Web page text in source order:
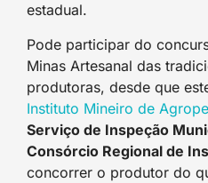
estadual.
Pode participar do
Minas Artesanal das
produtoras, desde que
Instituto Mineiro de
Serviço de Inspeção
Consórcio Regional de
concorrer o produtor do